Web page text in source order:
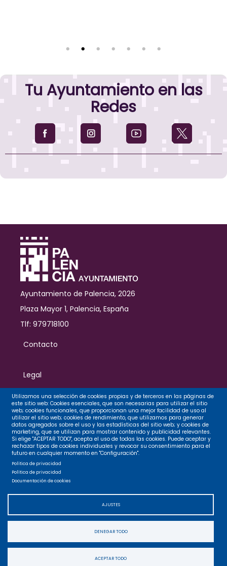
Tu Ayuntamiento en las
Redes
Ayuntamiento de Palencia, 2026
Plaza Mayor 1, Palencia, España
Tlf: 979718100
Contacto
Legal
Privacidad
Cookies
Accesibilidad
Mapa web
Utilizamos una selección de cookies propias y de terceros en las páginas de
este sitio web: Cookies esenciales, que son necesarias para utilizar el sitio
web; cookies funcionales, que proporcionan una mejor facilidad de uso al
utilizar el sitio web; cookies de rendimiento, que utilizamos para generar
datos agregados sobre el uso y las estadísticas del sitio web; y cookies de
marketing, que se utilizan para mostrar contenido y publicidad relevantes.
Si elige "ACEPTAR TODO", acepta el uso de todas las cookies. Puede aceptar y
rechazar tipos de cookies individuales y revocar su consentimiento para el
futuro en cualquier momento en "Configuración".
Política de privacidad
Política de privacidad
Documentación de cookies
AJUSTES
DENEGAR TODO
ACEPTAR TODO